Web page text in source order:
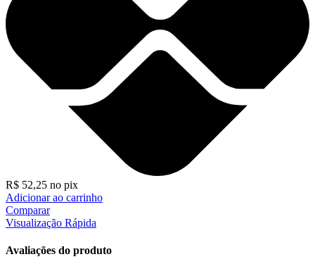
R$ 52,25 no pix
Adicionar ao carrinho
Comparar
Visualização Rápida
Avaliações do produto